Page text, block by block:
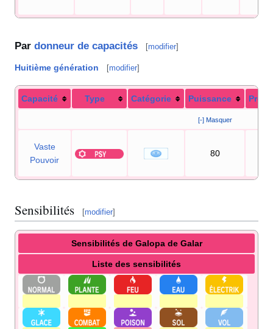
Par donneur de capacités [modifier]
Huitième génération [modifier]
Capacité Type Catégorie Puissance
[-] Masquer
Vaste
Pouvoir
80
Sensibilités [modifier]
Sensibilités de Galopa de Galar
Liste des sensibilités